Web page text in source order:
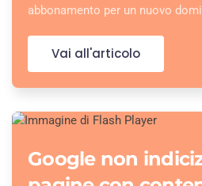
abbonamento per un nuovo
Vai all'articolo
Google non